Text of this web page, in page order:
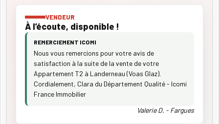
VENDEUR
À l’écoute, disponible !
REMERCIEMENT ICOMI
Nous vous remercions pour votre avis de
satisfaction à la suite de la vente de votre
Appartement T2 à Landerneau (Voas Glaz).
Cordialement, Clara du Département Qualité - Icomi
France Immobilier
Valerie D. - Fargues